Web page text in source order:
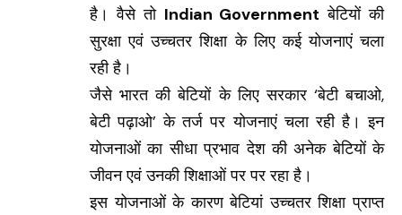
है। वैसे तो Indian Government बेटियों की
सुरक्षा एवं उच्चतर शिक्षा के लिए कई योजनाएं चला
रही है।
जैसे भारत की बेटियों के लिए सरकार ‘बेटी बचाओ,
बेटी पढ़ाओ’ के तर्ज पर योजनाएं चला रही है। इन
योजनाओं का सीधा प्रभाव देश की अनेक बेटियों के
जीवन एवं उनकी शिक्षाओं पर पर रहा है।
इस योजनाओं के कारण बेटियां उच्चतर शिक्षा प्राप्त